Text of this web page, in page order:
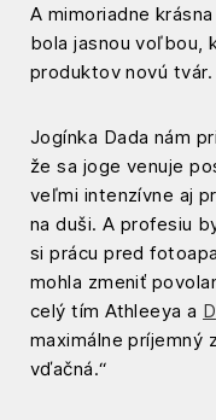
A mimoriadne
bola jasnou voľbou,
produktov novú tvár.
Jogínka Dada nám
že sa joge venuje
veľmi intenzívne aj
na duši. A profesiu
si prácu pred
mohla zmeniť
celý tím Athleeya a
maximálne príjemný
vďačná.“